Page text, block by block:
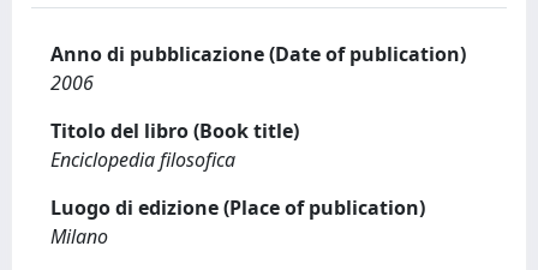
Anno di pubblicazione (Date of publication)
2006
Titolo del libro (Book title)
Enciclopedia filosofica
Luogo di edizione (Place of publication)
Milano